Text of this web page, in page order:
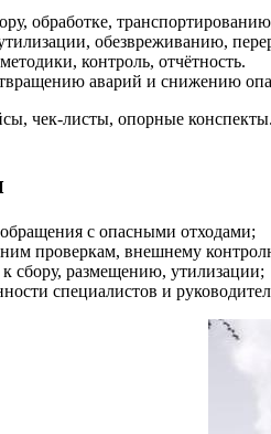
обработке,
обезвреживанию,
контроль, отчётность.
аварий и снижению
чек-листы, опорные
с опасными отходами;
проверкам, внешнему
сбору, размещению, утилизации;
специалистов и